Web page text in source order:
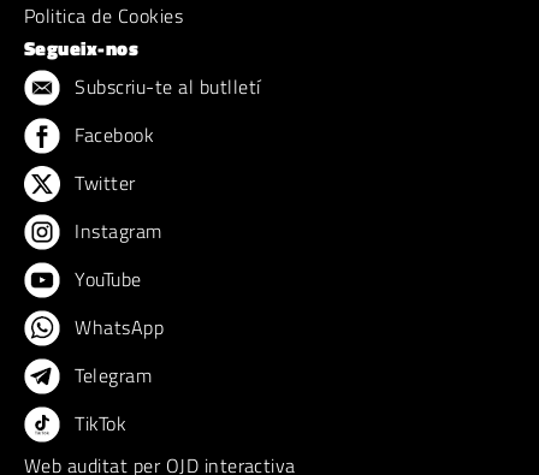
Politica de Cookies
Segueix-nos
Subscriu-te al butlletí
Facebook
Twitter
Instagram
YouTube
WhatsApp
Telegram
TikTok
Web auditat per OJD interactiva